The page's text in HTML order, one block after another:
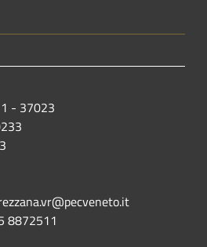
- 37023
8872511